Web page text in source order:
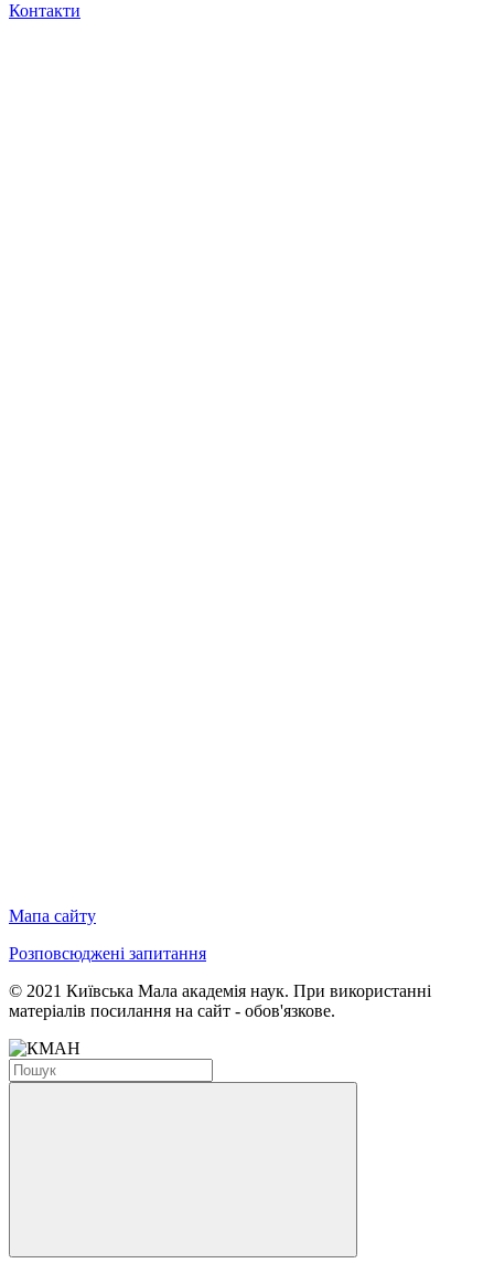
Контакти
Мапа сайту
Розповсюджені запитання
© 2021 Київська Мала академія наук. При використанні
матеріалів посилання на сайт - обов'язкове.